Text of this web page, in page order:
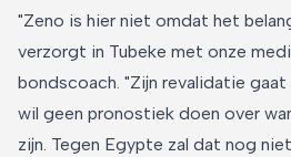
"Zeno is hier niet omdat het
verzorgt in Tubeke met onze
bondscoach. "Zijn revalidatie
wil geen pronostiek doen over
zijn. Tegen Egypte zal dat nog